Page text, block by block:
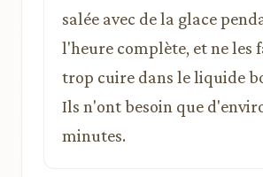
salée avec de la glace
l'heure complète, et ne les
trop cuire dans le liquide
Ils n'ont besoin que
minutes.